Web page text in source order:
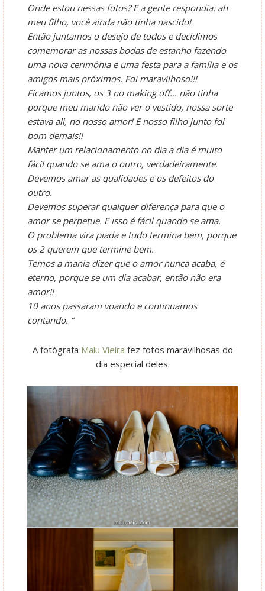
Onde estou nessas fotos? E a gente respondia: ah
meu filho, você ainda não tinha nascido!
Então juntamos o desejo de todos e decidimos
comemorar as nossas bodas de estanho fazendo
uma nova cerimônia e uma festa para a família e os
amigos mais próximos. Foi maravilhoso!!!
Ficamos juntos, os 3 no making off… não tinha
porque meu marido não ver o vestido, nossa sorte
estava ali, no nosso amor! E nosso filho junto foi
bom demais!!
Manter um relacionamento no dia a dia é muito
fácil quando se ama o outro, verdadeiramente.
Devemos amar as qualidades e os defeitos do
outro.
Devemos superar qualquer diferença para que o
amor se perpetue. E isso é fácil quando se ama.
O problema vira piada e tudo termina bem, porque
os 2 querem que termine bem.
Temos a mania dizer que o amor nunca acaba, é
eterno, porque se um dia acabar, então não era
amor!!
10 anos passaram voando e continuamos
contando. “
A fotógrafa Malu Vieira fez fotos maravilhosas do
dia especial deles.